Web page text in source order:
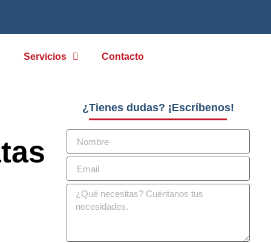
Servicios Contacto
¿Tienes dudas? ¡Escríbenos!